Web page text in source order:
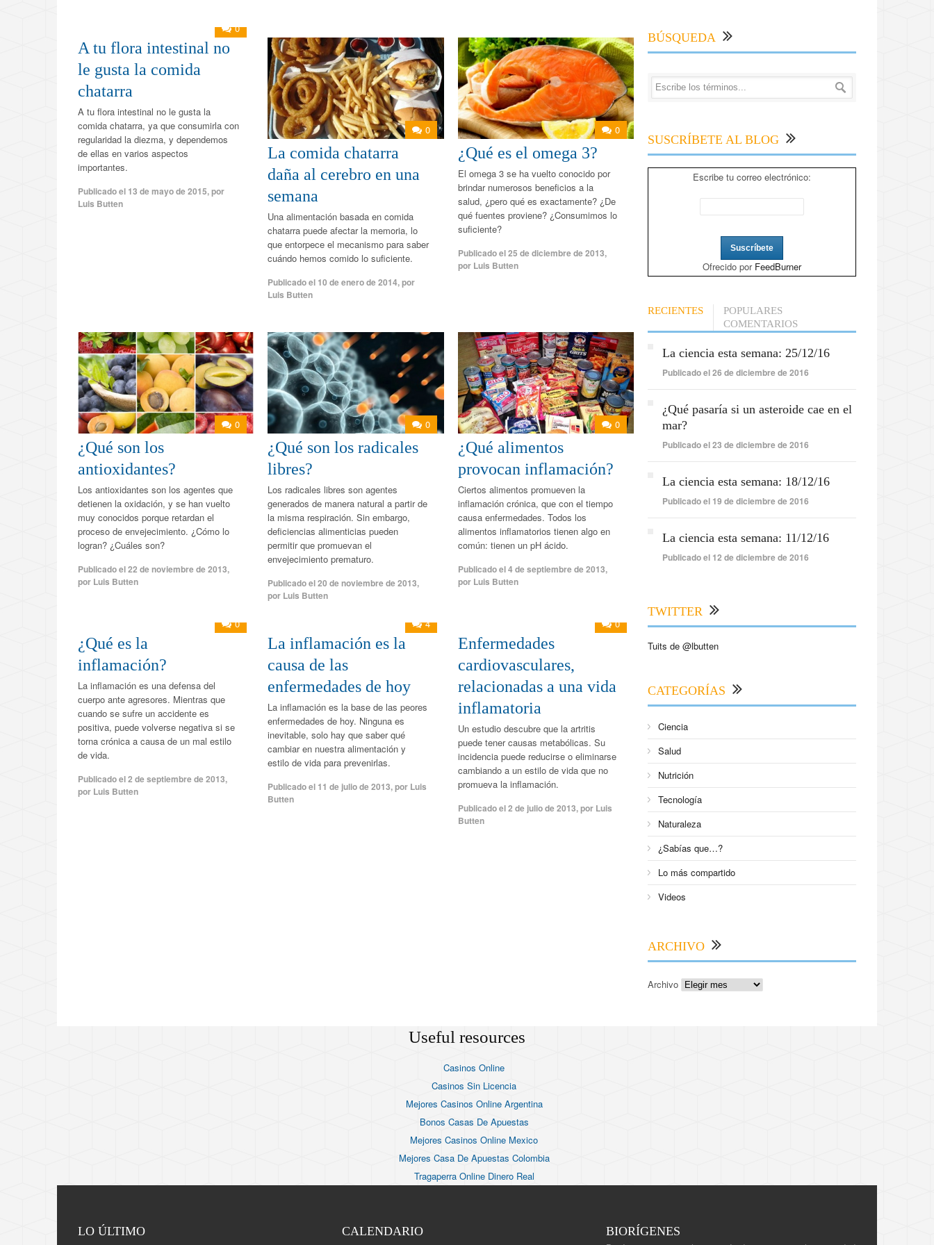
0
A tu flora intestinal no
le gusta la comida
chatarra
A tu flora intestinal no le gusta la
comida chatarra, ya que consumirla con
regularidad la diezma, y dependemos
de ellas en varios aspectos
importantes.
Publicado el 13 de mayo de 2015,por
Luis Butten
0
La comida chatarra
daña al cerebro en una
semana
Una alimentación basada en comida
chatarra puede afectar la memoria, lo
que entorpece el mecanismo para saber
cuándo hemos comido lo suficiente.
Publicado el 10 de enero de 2014,por
Luis Butten
0
¿Qué es el omega 3?
El omega 3 se ha vuelto conocido por
brindar numerosos beneficios a la
salud, ¿pero qué es exactamente? ¿De
qué fuentes proviene? ¿Consumimos lo
suficiente?
Publicado el25 de diciembre de 2013,
por Luis Butten
0
¿Qué son los
antioxidantes?
Los antioxidantes son los agentes que
detienen la oxidación, y se han vuelto
muy conocidos porque retardan el
proceso de envejecimiento. ¿Cómo lo
logran? ¿Cuáles son?
Publicado el22 de noviembre de 2013,
por Luis Butten
0
¿Qué son los radicales
libres?
Los radicales libres son agentes
generados de manera natural a partir de
la misma respiración. Sin embargo,
deficiencias alimenticias pueden
permitir que promuevan el
envejecimiento prematuro.
Publicado el20 de noviembre de 2013,
por Luis Butten
0
¿Qué alimentos
provocan inflamación?
Ciertos alimentos promueven la
inflamación crónica, que con el tiempo
causa enfermedades. Todos los
alimentos inflamatorios tienen algo en
común: tienen un pH ácido.
Publicado el4 de septiembre de 2013,
por Luis Butten
0
¿Qué es la
inflamación?
La inflamación es una defensa del
cuerpo ante agresores. Mientras que
cuando se sufre un accidente es
positiva, puede volverse negativa si se
torna crónica a causa de un mal estilo
de vida.
Publicado el2 de septiembre de 2013,
por Luis Butten
4
La inflamación es la
causa de las
enfermedades de hoy
La inflamación es la base de las peores
enfermedades de hoy. Ninguna es
inevitable, solo hay que saber qué
cambiar en nuestra alimentación y
estilo de vida para prevenirlas.
Publicado el 11 de julio de 2013,por Luis
Butten
0
Enfermedades
cardiovasculares,
relacionadas a una vida
inflamatoria
Un estudio descubre que la artritis
puede tener causas metabólicas. Su
incidencia puede reducirse o eliminarse
cambiando a un estilo de vida que no
promueva la inflamación.
Publicado el2 de julio de 2013,por Luis
Butten
BÚSQUEDA
SUSCRÍBETE AL BLOG
Escribe tu correo electrónico:
Ofrecido por FeedBurner
RECIENTES
POPULARES
COMENTARIOS
La ciencia esta semana: 25/12/16
Publicado el 26 de diciembre de 2016
¿Qué pasaría si un asteroide cae en el
mar?
Publicado el 23 de diciembre de 2016
La ciencia esta semana: 18/12/16
Publicado el 19 de diciembre de 2016
La ciencia esta semana: 11/12/16
Publicado el 12 de diciembre de 2016
TWITTER
Tuits de @lbutten
CATEGORÍAS
Ciencia
Salud
Nutrición
Tecnología
Naturaleza
¿Sabías que…?
Lo más compartido
Videos
ARCHIVO
Archivo
Useful resources
Casinos Online
Casinos Sin Licencia
Mejores Casinos Online Argentina
Bonos Casas De Apuestas
Mejores Casinos Online Mexico
Mejores Casa De Apuestas Colombia
Tragaperra Online Dinero Real
LO ÚLTIMO CALENDARIO BIORÍGENES